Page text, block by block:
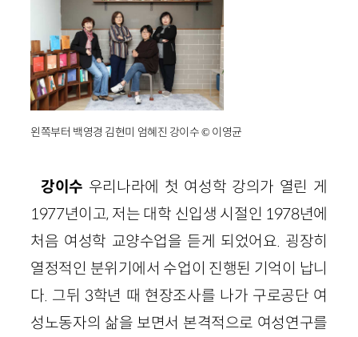
왼쪽부터 백영경 김현미 엄혜진 강이수 © 이영균
강이수 우리나라에 첫 여성학 강의가 열린 게
1977년이고, 저는 대학 신입생 시절인 1978년에
처음 여성학 교양수업을 듣게 되었어요. 굉장히
열정적인 분위기에서 수업이 진행된 기억이 납니
다. 그뒤 3학년 때 현장조사를 나가 구로공단 여
성노동자의 삶을 보면서 본격적으로 여성연구를